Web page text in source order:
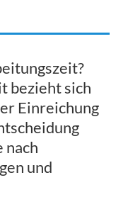
bezieht sich
Einreichung
nach
und